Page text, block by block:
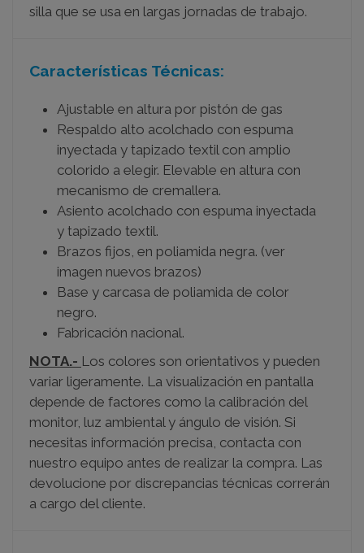
silla que se usa en largas jornadas de trabajo.
Características Técnicas:
Ajustable en altura por pistón de gas
Respaldo alto acolchado con espuma
inyectada y tapizado textil con amplio
colorido a elegir. Elevable en altura con
mecanismo de cremallera.
Asiento acolchado con espuma inyectada
y tapizado textil.
Brazos fijos, en poliamida negra. (ver
imagen nuevos brazos)
Base y carcasa de poliamida de color
negro.
Fabricación nacional.
NOTA.- Los colores son orientativos y pueden
variar ligeramente. La visualización en pantalla
depende de factores como la calibración del
monitor, luz ambiental y ángulo de visión. Si
necesitas información precisa, contacta con
nuestro equipo antes de realizar la compra. Las
devolucione por discrepancias técnicas correrán
a cargo del cliente.